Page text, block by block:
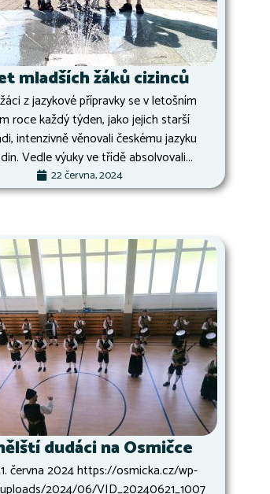
mladších žáků cizinců
z jazykové přípravky se v letošním
roce každý týden, jako jejich starší
intenzivně věnovali českému jazyku
Vedle výuky ve třídě absolvovali...
22 června, 2024
dudáci na Osmičce
června 2024 https://osmicka.cz/wp-
2024/06/VID_20240621_1007